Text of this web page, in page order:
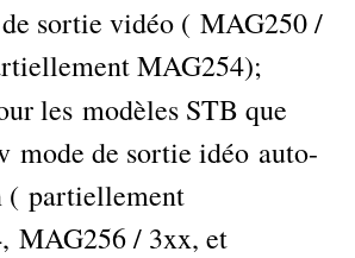
sortie vidéo ( MAG250 /
MAG254);
les modèles STB que
mode de sortie idéo auto-
( partiellement
MAG256 / 3xx, et